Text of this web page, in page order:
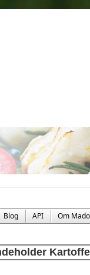
Blog API Om
Kartoffel